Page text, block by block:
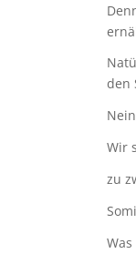
den
Wir
zu